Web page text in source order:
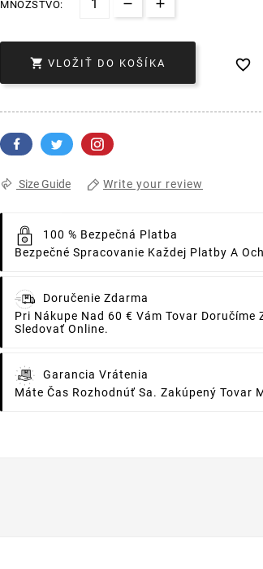
MNOŽSTVO:
 VLOŽIŤ DO KOŠÍKA 
Size Guide Write your review
100 % Bezpečná Platba
Bezpečné Spracovanie Každej Platby A
Doručenie Zdarma
Pri Nákupe Nad 60 € Vám Tovar Doručíme
Sledovať Online.
Garancia Vrátenia
Máte Čas Rozhodnúť Sa. Zakúpený Tovar